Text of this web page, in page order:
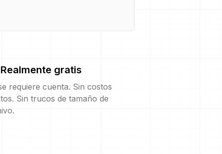
Realmente gratis
requiere cuenta. Sin costos
Sin trucos de tamaño de